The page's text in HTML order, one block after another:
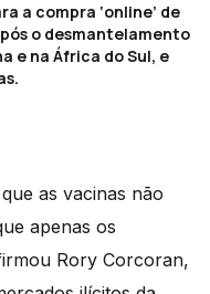
a compra ‘online’ de
o desmantelamento
e na África do Sul, e
as vacinas não
apenas os
Rory Corcoran,